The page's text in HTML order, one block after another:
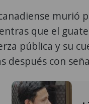
murió
que el
pública y su
después con